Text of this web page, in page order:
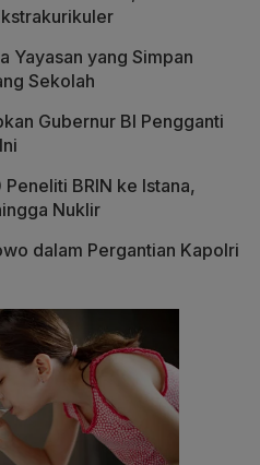
Yayasan yang Simpan
Sekolah
Gubernur BI Pengganti
BRIN ke Istana,
Nuklir
dalam Pergantian Kapolri